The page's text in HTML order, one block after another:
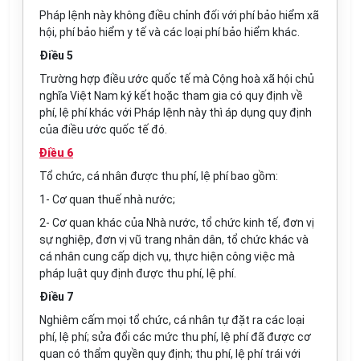
Pháp lệnh này không điều chỉnh đối với phí bảo hiểm xã
hội, phí bảo hiểm y tế và các loại phí bảo hiểm khác.
Điều 5
Trường hợp điều ước quốc tế mà Cộng hoà xã hội chủ
nghĩa Việt Nam ký kết hoặc tham gia có quy định về
phí, lệ phí khác với Pháp lệnh này thì áp dụng quy định
của điều ước quốc tế đó.
Điều 6
Tổ chức, cá nhân được thu phí, lệ phí bao gồm:
1- Cơ quan thuế nhà nước;
2- Cơ quan khác của Nhà nước, tổ chức kinh tế, đơn vị
sự nghiệp, đơn vị vũ trang nhân dân, tổ chức khác và
cá nhân cung cấp dịch vụ, thực hiện công việc mà
pháp luật quy định được thu phí, lệ phí.
Điều 7
Nghiêm cấm mọi tổ chức, cá nhân tự đặt ra các loại
phí, lệ phí; sửa đổi các mức thu phí, lệ phí đã được cơ
quan có thẩm quyền quy định; thu phí, lệ phí trái với